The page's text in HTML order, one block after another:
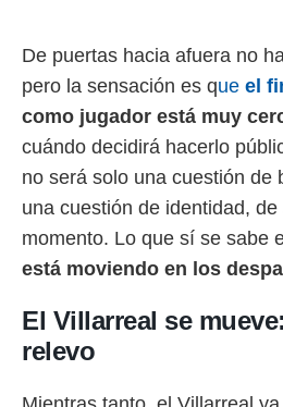
De puertas hacia afuera no
pero la sensación es que el
como jugador está muy
cuándo decidirá hacerlo
no será solo una cuestión de
una cuestión de identidad, de
momento. Lo que sí se sabe
está moviendo en los
El Villarreal se
relevo